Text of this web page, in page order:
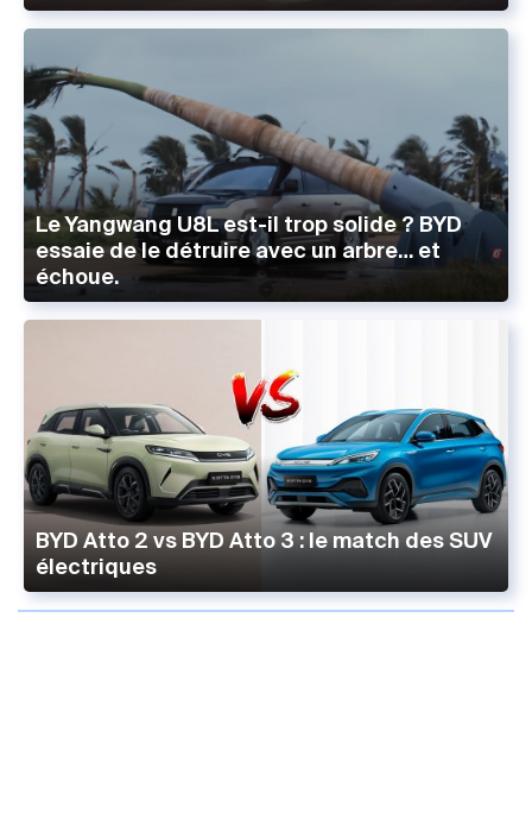
Le Yangwang U8L est-il trop solide ? BYD
essaie de le détruire avec un arbre… et
échoue.
BYD Atto 2 vs BYD Atto 3 : le match des SUV
électriques